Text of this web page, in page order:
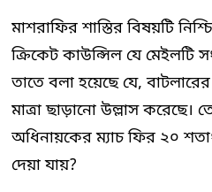
মাশরাফির শাস্তির বিষয়টি
ক্রিকেট কাউন্সিল যে মেইলটি
তাতে বলা হয়েছে যে,
মাত্রা ছাড়ানো উল্লাস
অধিনায়কের ম্যাচ ফির ২০
দেয়া যায়?